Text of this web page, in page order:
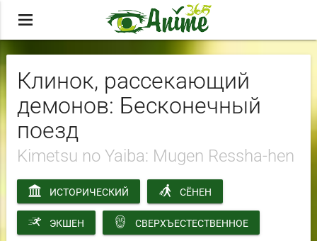
menu
Клинок, рассекающий
демонов: Бесконечный
поезд
Kimetsu no Yaiba: Mugen Ressha-hen
ИСТОРИЧЕСКИЙ СЁНЕН
ЭКШЕН СВЕРХЪЕСТЕСТВЕННОЕ